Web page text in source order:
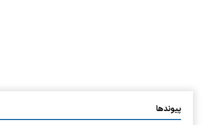
پیوندها